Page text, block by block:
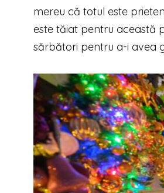
mereu că totul este
este tăiat pentru această
sărbători pentru a-i avea